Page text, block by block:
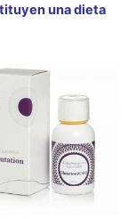
una dieta